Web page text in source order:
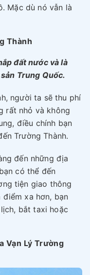
Mặc dù nó vẫn là
Thành
đất nước và là
Trung Quốc.
người ta sẽ thu phí
rất nhỏ và không
điều chính bạn
Trường Thành.
đến những địa
có thể đến
tiện giao thông
xa hơn, bạn
bắt taxi hoặc
Vạn Lý Trường